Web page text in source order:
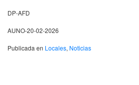
DP-AFD
AUNO-20-02-2026
Publicada en Locales, Noticias